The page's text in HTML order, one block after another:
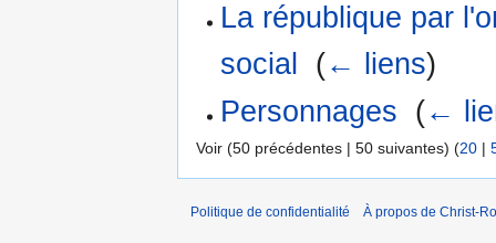
La république par
social
(← liens)
Personnages (←
Voir (50 précédentes | 50 suivantes) (20 |
Politique de confidentialité À propos de Christ-